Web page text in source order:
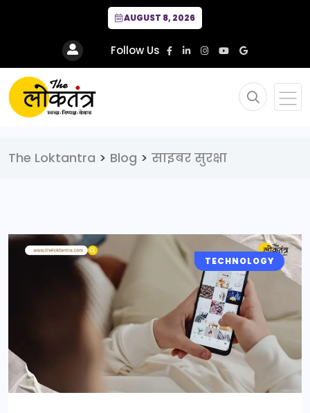
AUGUST 8, 2026
Follow Us
The Loktantra > Blog > साइबर सुरक्षा
TECHNOLOGY